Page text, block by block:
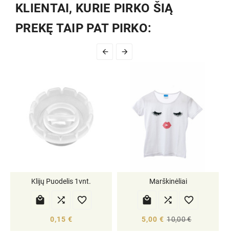
KLIENTAI, KURIE PIRKO ŠIĄ
PREKĘ TAIP PAT PIRKO:
 
Klijų Puodelis 1vnt.
  
0,15 €
Marškinėliai
  
5,00 € 10,00 €